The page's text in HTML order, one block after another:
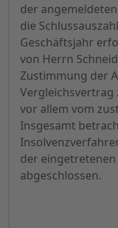
der
die
Geschäftsjahr
von Herrn
Zustimmung der
Vergleichsvertrag
vor allem vom
Insgesamt
der
abgeschlossen.